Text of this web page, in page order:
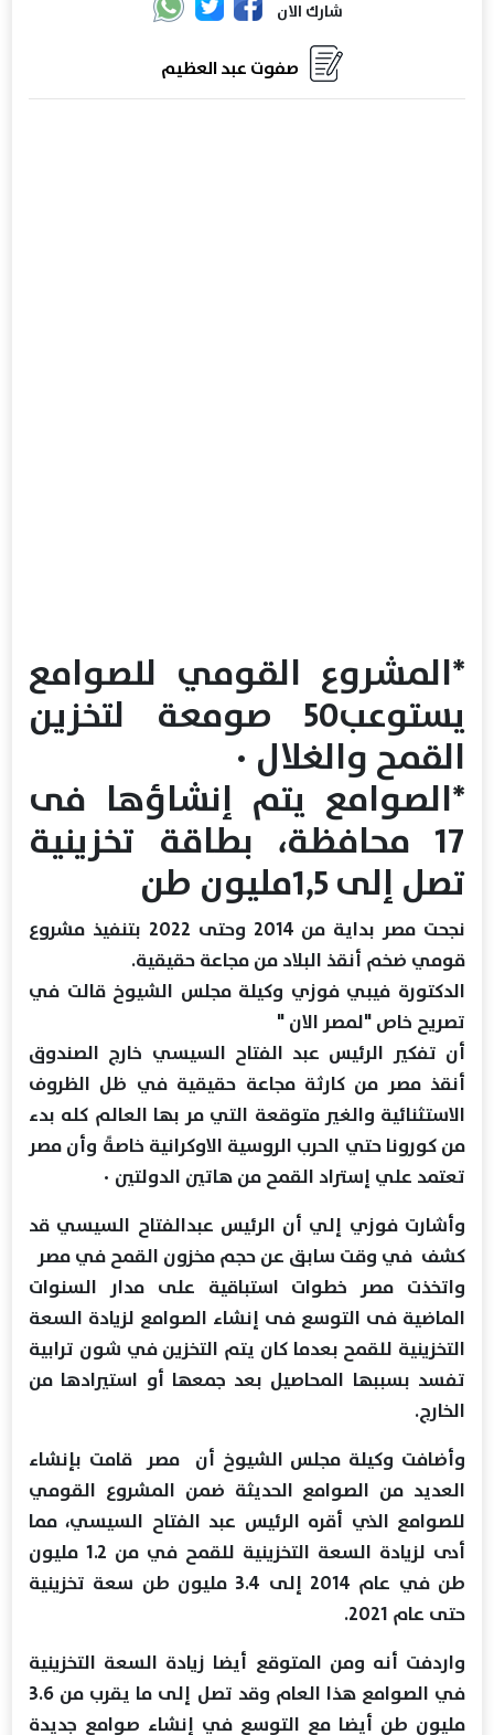
شارك الان
صفوت عبد العظيم
*المشروع القومي للصوامع
يستوعب50 صومعة لتخزين
القمح والغلال ٠
*الصوامع يتم إنشاؤها فى
17 محافظة، بطاقة تخزينية
تصل إلى 1,5مليون طن
نجحت مصر بداية من 2014 وحتى 2022 بتنفيذ مشروع
قومي ضخم أنقذ البلاد من مجاعة حقيقية.
الدكتورة فيبي فوزي وكيلة مجلس الشيوخ قالت في
تصريح خاص "لمصر الان "
أن تفكير الرئيس عبد الفتاح السيسي خارج الصندوق
أنقذ مصر من كارثة مجاعة حقيقية في ظل الظروف
الاستثنائية والغير متوقعة التي مر بها العالم كله بدء
من كورونا حتي الحرب الروسية الاوكرانية خاصةً وأن مصر
تعتمد علي إستراد القمح من هاتين الدولتين ٠
وأشارت فوزي إلي أن الرئيس عبدالفتاح السيسي قد
كشف في وقت سابق عن حجم مخزون القمح في مصر
واتخذت مصر خطوات استباقية على مدار السنوات
الماضية فى التوسع فى إنشاء الصوامع لزيادة السعة
التخزينية للقمح بعدما كان يتم التخزين في شون ترابية
تفسد بسببها المحاصيل بعد جمعها أو استيرادها من
الخارج.
وأضافت وكيلة مجلس الشيوخ أن مصر قامت بإنشاء
العديد من الصوامع الحديثة ضمن المشروع القومي
للصوامع الذي أقره الرئيس عبد الفتاح السيسي، مما
أدى لزيادة السعة التخزينية للقمح في من 1.2 مليون
طن في عام 2014 إلى 3.4 مليون طن سعة تخزينية
حتى عام 2021.
واردفت أنه ومن المتوقع أيضا زيادة السعة التخزينية
في الصوامع هذا العام وقد تصل إلى ما يقرب من 3.6
مليون طن أيضا مع التوسع في إنشاء صوامع جديدة